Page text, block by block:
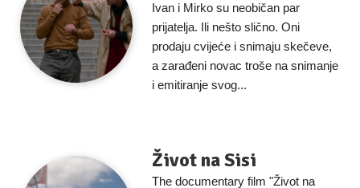
Ivan i Mirko su neobičan par
prijatelja. Ili nešto slično. Oni
prodaju cvijeće i snimaju skečeve,
a zarađeni novac troše na snimanje
i emitiranje svog...
Život na Sisi
The documentary film "Život na